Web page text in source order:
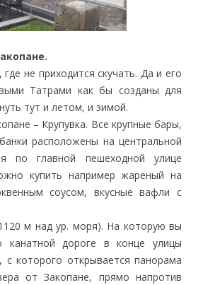
не приходится скучать. Да и его
Татрами как бы созданы для
тут и летом, и зимой.
– Крупувка. Все крупные бары,
расположены на центральной
по главной пешеходной улице
купить например жареный на
соусом, вкусные вафли с
м над ур. моря). На которую вы
канатной дороге в конце улицы
с которого открывается панорама
от Закопане, прямо напротив